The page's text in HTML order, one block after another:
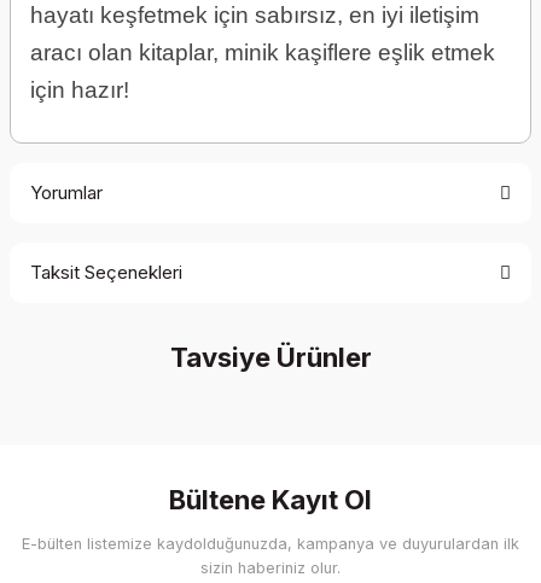
hayatı keşfetmek için sabırsız, en iyi iletişim
aracı olan kitaplar, minik kaşiflere eşlik etmek
için hazır!
Yorumlar
Write a Comment
Taksit Seçenekleri
Tavsiye Ürünler
Bültene Kayıt Ol
E-bülten listemize kaydolduğunuzda, kampanya ve duyurulardan ilk
sizin haberiniz olur.